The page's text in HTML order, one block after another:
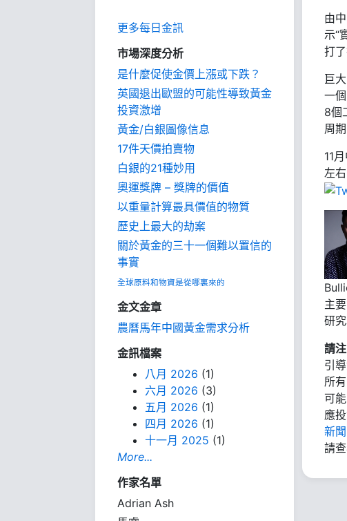
更多每日金訊
市場深度分析
是什麼促使金價上漲或下跌？
英國退出歐盟的可能性導致黃金
投資激增
黃金/白銀圖像信息
17件天價拍賣物
白銀的21種妙用
奧運獎牌 – 獎牌的價值
以重量計算最具價值的物質
歷史上最大的劫案
關於黃金的三十一個難以置信的
事實
全球原料和物資是從哪裏來的
金文金章
農曆馬年中國黃金需求分析
金訊檔案
八月 2026 (1)
六月 2026 (3)
五月 2026 (1)
四月 2026 (1)
十一月 2025 (1)
More...
作家名單
Adrian Ash
由
示“
打
巨
一
8個
周期
11
左
主
研
請注
引
所
可
應
新聞
請